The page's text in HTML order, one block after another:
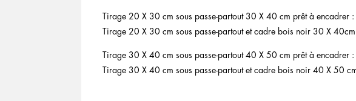
Tirage 20 X 30 cm sous passe-partout 30 X 40 cm prêt à encadrer
Tirage 20 X 30 cm sous passe-partout et cadre bois noir 30 X
Tirage 30 X 40 cm sous passe-partout 40 X 50 cm prêt à encadrer :
Tirage 30 X 40 cm sous passe-partout et cadre bois noir 40 X 50